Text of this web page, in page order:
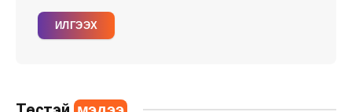
ИЛГЭЭХ